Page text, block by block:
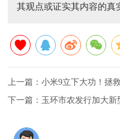
其观点或证实其内容的真
上一篇：小米9立下大功！拯
下一篇： 玉环市农发行加大